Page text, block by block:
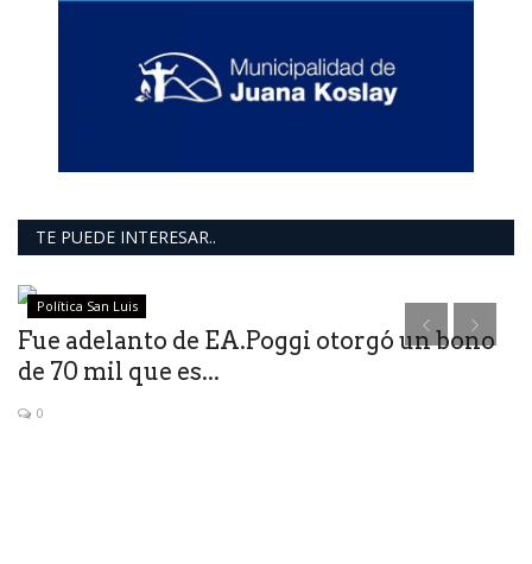
TE PUEDE INTERESAR..
Política San Luis
Fue adelanto de EA.Poggi otorgó un bono
de 70 mil que es...
0